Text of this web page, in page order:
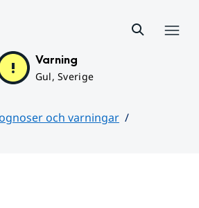
Varning
Gul, Sverige
och varningar